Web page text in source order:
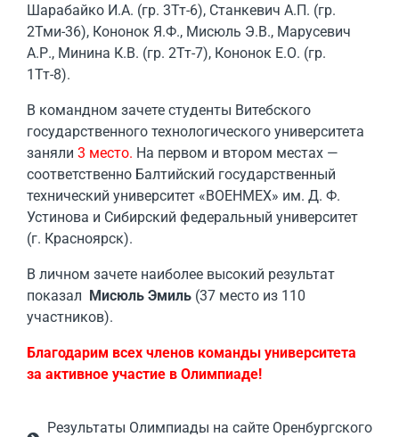
Шарабайко И.А. (гр. 3Тт-6), Станкевич А.П. (гр.
2Тми-36), Кононок Я.Ф., Мисюль Э.В., Марусевич
А.Р., Минина К.В. (гр. 2Тт-7), Кононок Е.О. (гр.
1Тт-8).
В командном зачете студенты Витебского
государственного технологического университета
заняли 3 место. На первом и втором местах —
соответственно Балтийский государственный
технический университет «ВОЕНМЕХ» им. Д. Ф.
Устинова и Сибирский федеральный университет
(г. Красноярск).
В личном зачете наиболее высокий результат
показал Мисюль Эмиль (37 место из 110
участников).
Благодарим всех членов команды университета
за активное участие в Олимпиаде!
Результаты Олимпиады на сайте Оренбургского